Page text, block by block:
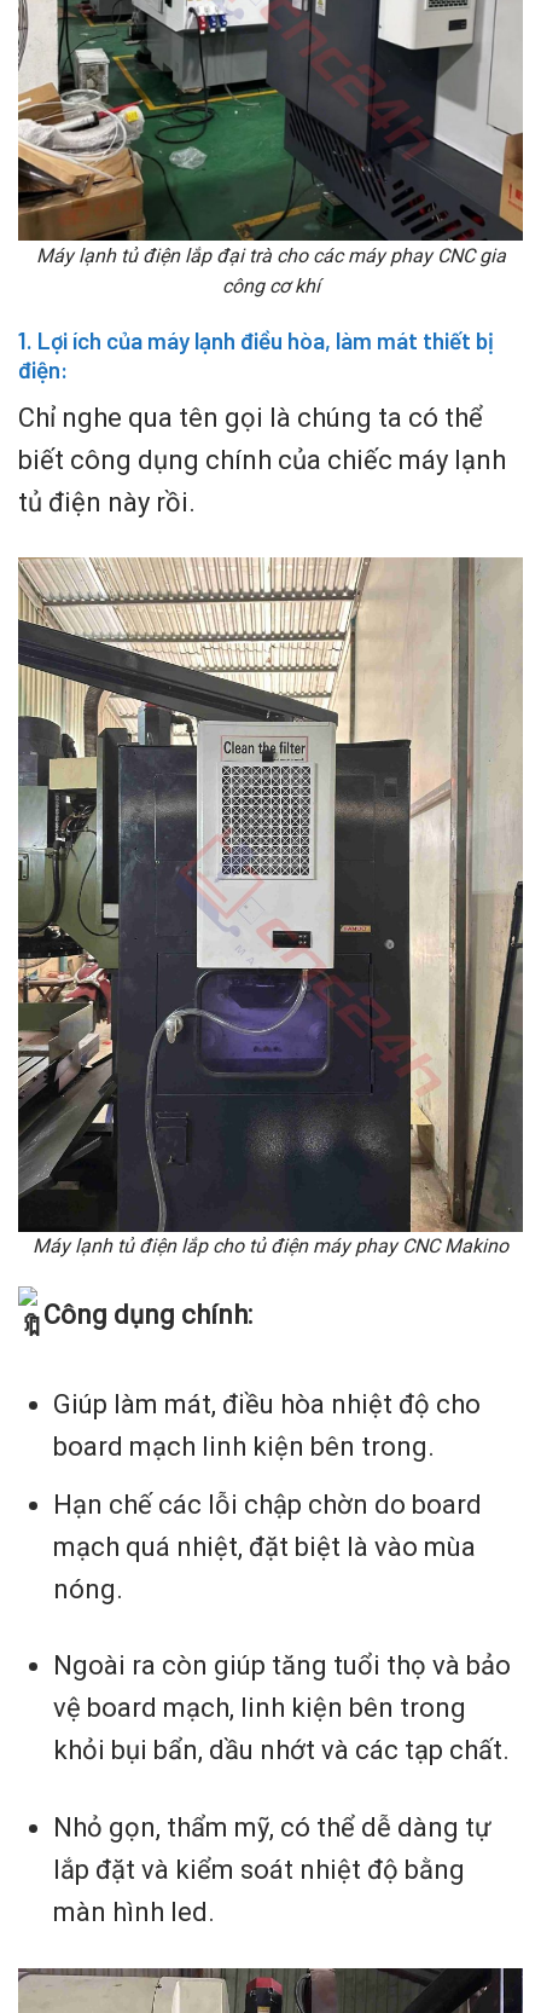
Máy lạnh tủ điện lắp đại trà cho các máy phay CNC gia
công cơ khí
1. Lợi ích của máy lạnh điều hòa, làm mát thiết bị
điện:
Chỉ nghe qua tên gọi là chúng ta có thể
biết công dụng chính của chiếc máy lạnh
tủ điện này rồi.
Máy lạnh tủ điện lắp cho tủ điện máy phay CNC Makino
Công dụng chính:
Giúp làm mát, điều hòa nhiệt độ cho
board mạch linh kiện bên trong.
Hạn chế các lỗi chập chờn do board
mạch quá nhiệt, đặt biệt là vào mùa
nóng.
Ngoài ra còn giúp tăng tuổi thọ và bảo
vệ board mạch, linh kiện bên trong
khỏi bụi bẩn, dầu nhớt và các tạp chất.
Nhỏ gọn, thẩm mỹ, có thể dễ dàng tự
lắp đặt và kiểm soát nhiệt độ bằng
màn hình led.